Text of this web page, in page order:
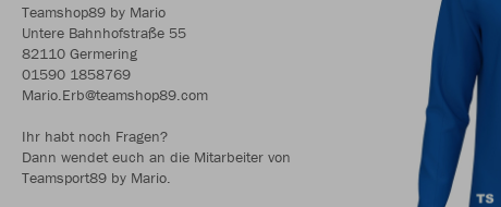
Teamshop89 by Mario
Untere Bahnhofstraße 55
82110 Germering
01590 1858769
Mario.Erb@teamshop89.com
Ihr habt noch Fragen?
Dann wendet euch an die Mitarbeiter von
Teamsport89 by Mario.